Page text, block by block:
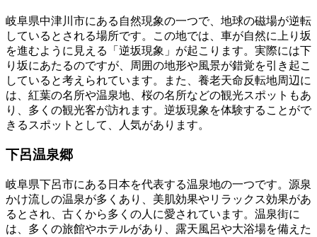
岐阜県中津川市にある自然現象の一つで、地球の磁場が逆転
しているとされる場所です。この地では、車が自然に上り坂
を進むように見える「逆坂現象」が起こります。実際には下
り坂にあたるのですが、周囲の地形や風景が錯覚を引き起こ
していると考えられています。また、養老天命反転地周辺に
は、紅葉の名所や温泉地、桜の名所などの観光スポットもあ
り、多くの観光客が訪れます。逆坂現象を体験することがで
きるスポットとして、人気があります。
下呂温泉郷
岐阜県下呂市にある日本を代表する温泉地の一つです。源泉
かけ流しの温泉が多くあり、美肌効果やリラックス効果があ
るとされ、古くから多くの人に愛されています。温泉街に
は、多くの旅館やホテルがあり、露天風呂や大浴場を備えた